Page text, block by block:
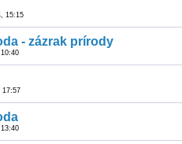
15:15
- zázrak prírody